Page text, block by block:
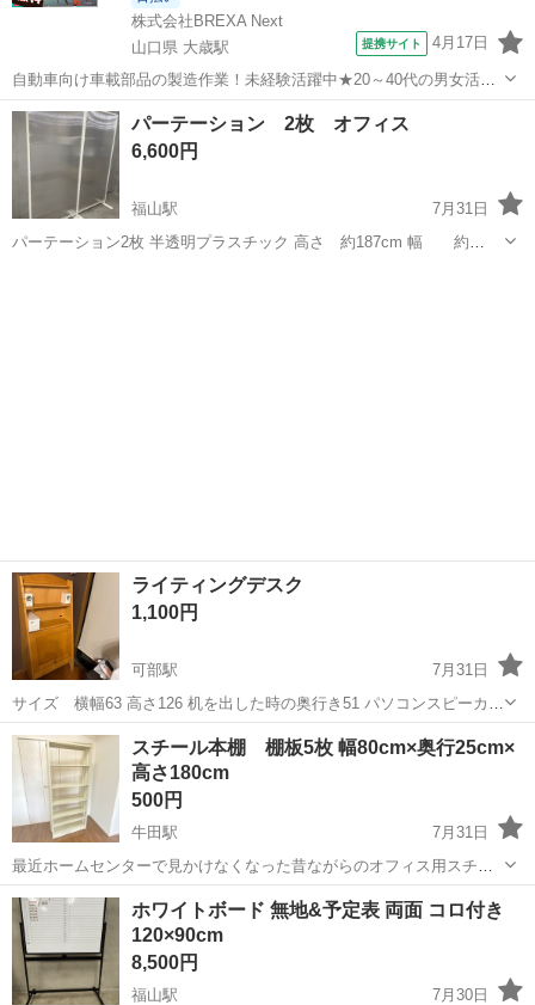
株式会社BREXA Next
山口県 大歳駅
提携サイト 4月17日
自動車向け車載部品の製造作業！未経験活躍中★20～40代の男女活躍
中！友達同士での応募OK！備品付きワンルーム寮費無料！赴任旅費会
社負担！生活支援物資事前対応可◎格安食堂利用可！年間休日135日
♪《山口県山口市》 人気の工...
山口 山口市 大歳駅 その他
パーテーション 2枚 オフィス
6,600円
福山駅
7月31日
パーテーション2枚 半透明プラスチック 高さ 約187cm 幅 約
ライティングデスク
1,100円
可部駅
7月31日
サイズ 横幅63 高さ126 机を出した時の奥行き51 パソコンスピーカー
の線を出す為後ろに穴を開けています。 できるだけ早くとりにきてく
れる方を優先させていただきます。 よろしくおねがいします。
広島 広島市 オフィス用家具
スチール本棚 棚板5枚 幅80cm×奥行25cm×
高さ180cm
500円
牛田駅
7月31日
最近ホームセンターで見かけなくなった昔ながらのオフィス用スチー
ル本棚です。 部屋の模様替えで不要になりましたので処分します。 棚
板5枚 幅80cm×奥行25cm×高さ180cm 本体重量 約15Kg カラー...
広島 広島市 牛田駅 オフィス用家具 引渡し
ホワイトボード 無地&予定表 両面 コロ付き
120×90cm
8,500円
福山駅
7月30日